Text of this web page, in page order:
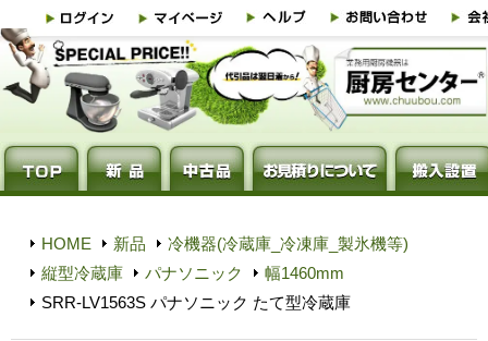
HOME 新品
冷機器(冷蔵庫_冷凍庫_製氷機等)
縦型冷蔵庫
パナソニック
幅1460mm
SRR-LV1563S パナソニック たて型冷蔵庫